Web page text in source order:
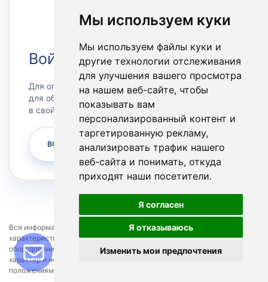
Мы используем куки
Мы используем файлы куки и
другие технологии отслеживания
для улучшения вашего просмотра
на нашем веб-сайте, чтобы
показывать вам
персонализированный контент и
таргетированную рекламу,
анализировать трафик нашего
веб-сайта и понимать, откуда
приходят наши посетители.
Я согласен
Я отказываюсь
Изменить мои предпочтения
Войти в Личный кабинет
Для оплаты счетов или заказа сервера, а также
для обращения в техническую поддержку зайдите
в свой личный кабинет.
ВОЙТИ
Вся информация представленная на сайте, касающаяся технических
характеристик, наличия, стоимости, условий предоставления
оборудования и программных продуктов, носит информационный
характер и не является публичной офертой, определяемой
положениями Статьи 437 пункт 2 Гражданского кодекса РФ.